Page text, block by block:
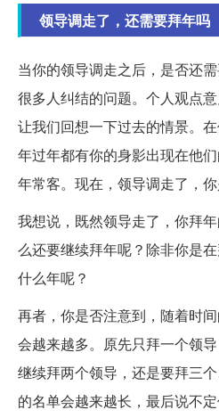
领导调走了，还需要拜年吗
当你的领导调走之后，是否还
很多人纠结的问题。个人观点
让我们回想一下过去的情景。
年过年都有你的身影出现在他
年常客。现在，领导调走了，
我想说，既然领导走了，你拜
么还要继续拜年呢？除非你是
什么年呢？
再者，你是否注意到，随着时
会越来越多。原先只拜一个领
继续拜两个领导，还是要拜三
的名单会越来越长，最后说不